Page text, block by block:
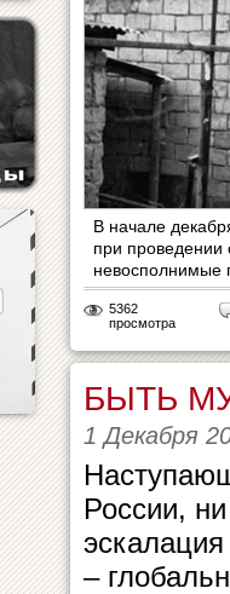
В начале
при проведении
невосполнимые
5362
просмотра
БЫТЬ
1 Декабря
России,
–